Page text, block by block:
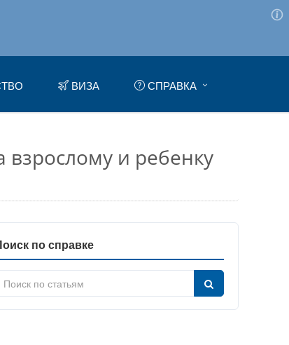
ВИЗА СПРАВКА
взрослому и ребенку
по справке